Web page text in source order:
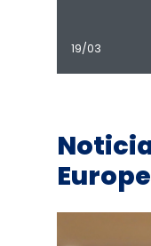
19/03